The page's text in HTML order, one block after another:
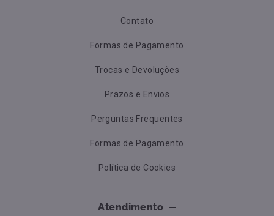
Contato
Formas de Pagamento
Trocas e Devoluções
Prazos e Envios
Perguntas Frequentes
Formas de Pagamento
Política de Cookies
Atendimento